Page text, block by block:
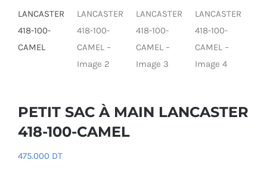
PETIT SAC À MAIN LANCASTER
418-100-CAMEL
475.000 DT